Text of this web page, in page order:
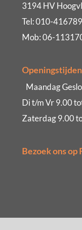
3194 HV
Tel: 010-
Mob: 06-
Maandag
Di t/m Vr 9.00
Zaterdag 9.00
Bezoek ons op